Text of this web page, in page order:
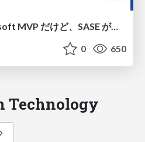
ネットワークの Microsoft MVP だけど、SASE が万能すぎてもう俺いらなくね？
0 650
Technology